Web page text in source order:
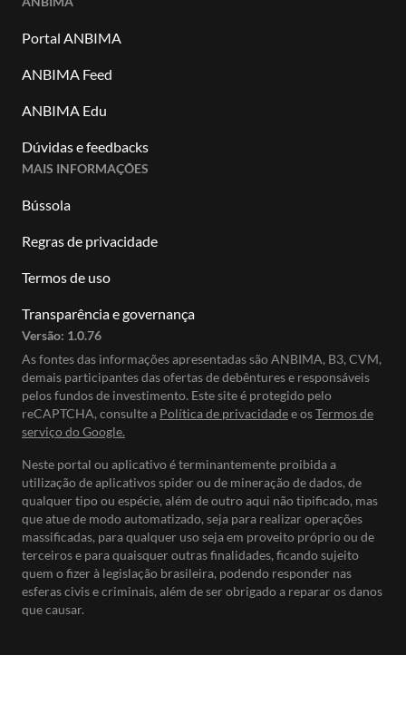
Portal ANBIMA
ANBIMA Feed
ANBIMA Edu
Dúvidas e feedbacks
MAIS INFORMAÇÕES
Bússola
Regras de privacidade
Termos de uso
Transparência e governança
Versão: 1.0.76
As fontes das informações apresentadas são ANBIMA, B3, CVM,
demais participantes das ofertas de debêntures e responsáveis
pelos fundos de investimento. Este site é protegido pelo
reCAPTCHA, consulte a Política de privacidadee osTermos de
serviço do Google.
Neste portal ou aplicativo é terminantemente proibida a
utilização de aplicativos spider ou de mineração de dados, de
qualquer tipo ou espécie, além de outro aqui não tipificado, mas
que atue de modo automatizado, seja para realizar operações
massificadas, para qualquer uso seja em proveito próprio ou de
terceiros e para quaisquer outras finalidades, ficando sujeito
quem o fizer à legislação brasileira, podendo responder nas
esferas civis e criminais, além de ser obrigado a reparar os danos
que causar.